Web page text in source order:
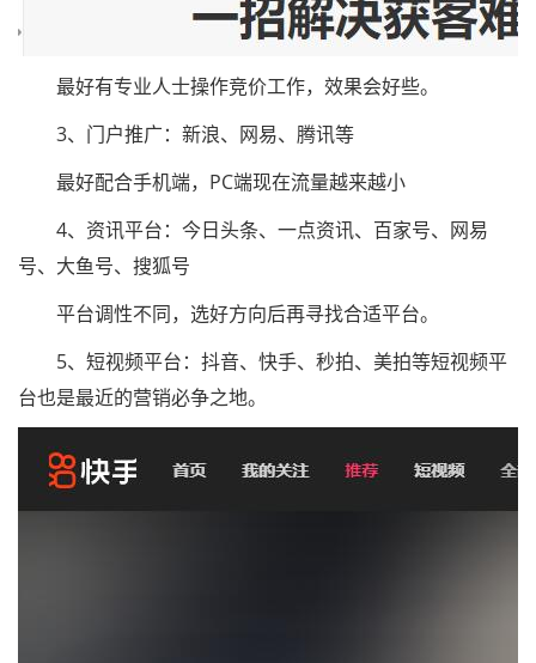
最好有专业人士操作竞价工作，效果会好些。
3、门户推广：新浪、网易、腾讯等
最好配合手机端，PC端现在流量越来越小
4、资讯平台：今日头条、一点资讯、百家号、网易
号、大鱼号、搜狐号
平台调性不同，选好方向后再寻找合适平台。
5、短视频平台：抖音、快手、秒拍、美拍等短视频平
台也是最近的营销必争之地。